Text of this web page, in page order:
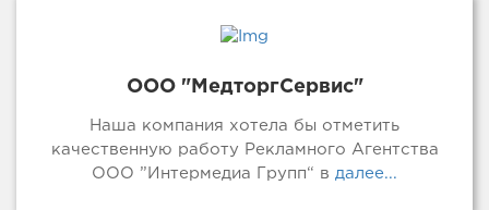
ООО "МедторгСервис"
Наша компания хотела бы отметить
качественную работу Рекламного Агентства
ООО ”Интермедиа Групп“ в далее...